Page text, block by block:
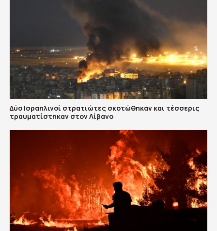
Δύο Ισραηλινοί στρατιώτες σκοτώθηκαν και τέσσερις
τραυματίστηκαν στον Λίβανο